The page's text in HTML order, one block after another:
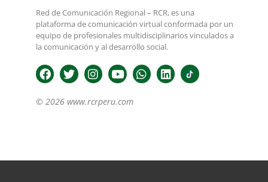
Red de Comunicación Regional – RCR, es una
plataforma de comunicación virtual conformada por un
equipo de profesionales multidisciplinarios vinculados a
la comunicación y al desarrollo social.
© 2026 www.rcrperu.com